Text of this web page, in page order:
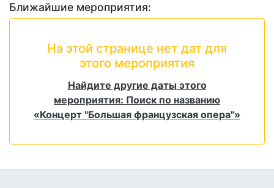
Ближайшие мероприятия:
На этой странице нет дат для
этого мероприятия
Найдите другие даты этого
мероприятия: Поиск по названию
«Концерт "Большая французская опера"»